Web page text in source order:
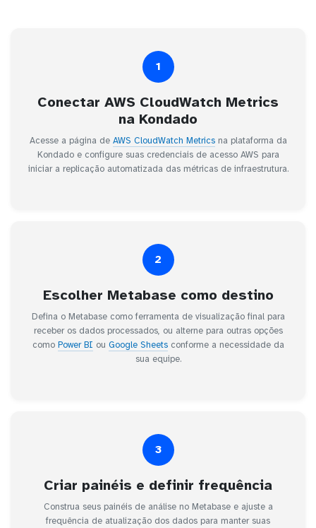
1
Conectar AWS CloudWatch Metrics
na Kondado
Acesse a página de AWS CloudWatch Metricsna plataforma da
Kondado e configure suas credenciais de acesso AWS para
iniciar a replicação automatizada das métricas de infraestrutura.
2
Escolher Metabase como destino
Defina o Metabase como ferramenta de visualização final para
receber os dados processados, ou alterne para outras opções
como Power BI ou Google Sheetsconforme a necessidade da
sua equipe.
3
Criar painéis e definir frequência
Construa seus painéis de análise no Metabase e ajuste a
frequência de atualização dos dados para manter suas